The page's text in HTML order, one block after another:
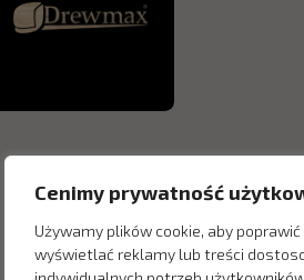
Cenimy prywatność
Używamy plików cookie, aby
wyświetlać reklamy lub treści